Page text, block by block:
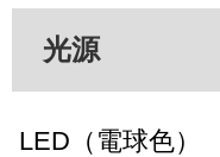
光源
LED（電球色）